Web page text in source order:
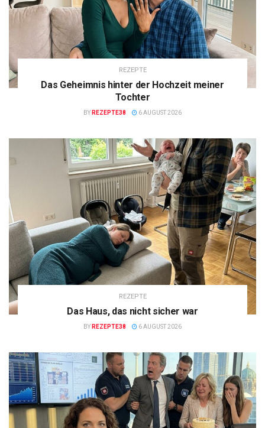
REZEPTE
Das Geheimnis hinter der Hochzeit meiner
Tochter
BY REZEPTE38 6 AUGUST 2026
REZEPTE
Das Haus, das nicht sicher war
BY REZEPTE38 6 AUGUST 2026